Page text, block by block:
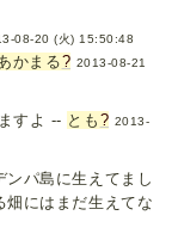
08-20 (火) 15:50:48
かまる? 2013-08-21
すよ -- とも ? 2013-
パ島に生えてまし
畑にはまだ生えてな